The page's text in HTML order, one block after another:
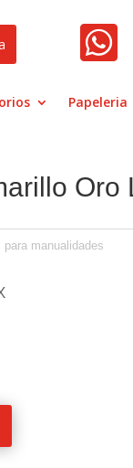

Papeleria
Oro
para manualidades